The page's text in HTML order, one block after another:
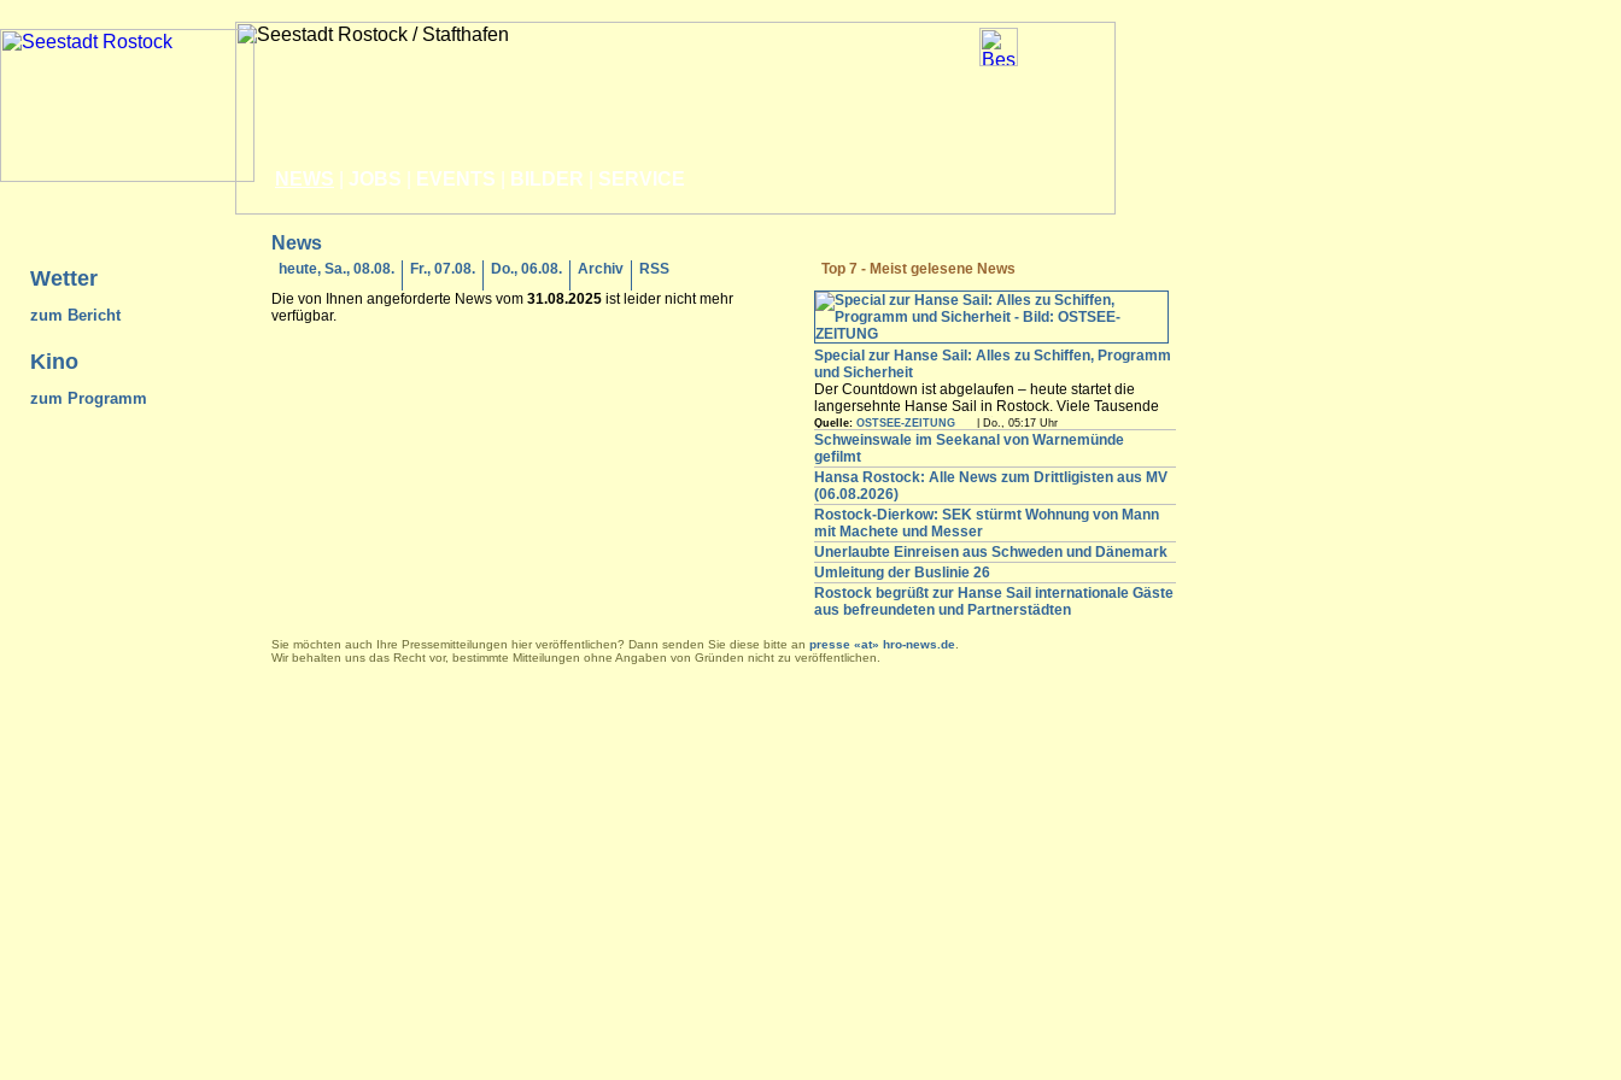
NEWS JOBS EVENTS BILDER SERVICE
Wetter
zum Bericht
Kino
zum Programm
News
Top 7 - Meist gelesene News
Special zur Hanse Sail: Alles zu Schiffen, Programm
und Sicherheit
Der Countdown ist abgelaufen – heute startet die
langersehnte Hanse Sail in Rostock. Viele Tausende
Besucher werden in den nächsten Tagen erwartet und
freuen sich auf die maritimen Angebote in der
Innenstadt,...
Quelle: OSTSEE-ZEITUNG | Do., 05:17 Uhr
Schweinswale im Seekanal von Warnemünde
gefilmt
Hansa Rostock: Alle News zum Drittligisten aus MV
(06.08.2026)
Rostock-Dierkow: SEK stürmt Wohnung von Mann
mit Machete und Messer
Unerlaubte Einreisen aus Schweden und Dänemark
Umleitung der Buslinie 26
Rostock begrüßt zur Hanse Sail internationale Gäste
aus befreundeten und Partnerstädten
heute, Sa., 08.08. Fr., 07.08. Do., 06.08. Archiv
RSS
Die von Ihnen angeforderte News vom 31.08.2025 ist leider nicht mehr
verfügbar.
Sie möchten auch Ihre Pressemitteilungen hier veröffentlichen? Dann senden Sie diese bitte an presse «at» hro-news.de
Wir behalten uns das Recht vor, bestimmte Mitteilungen ohne Angaben von Gründen nicht zu veröffentlichen.